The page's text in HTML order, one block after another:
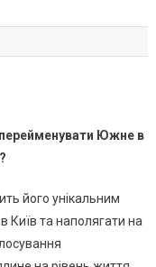
перейменувати Южне в
його унікальним
Київ та наполягати на